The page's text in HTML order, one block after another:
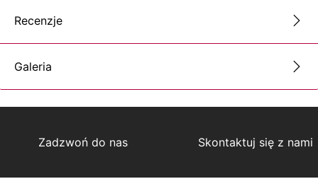
Recenzje
Galeria
Zadzwoń do nas Skontaktuj się z nami